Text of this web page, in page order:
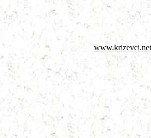
www.krizevci.net